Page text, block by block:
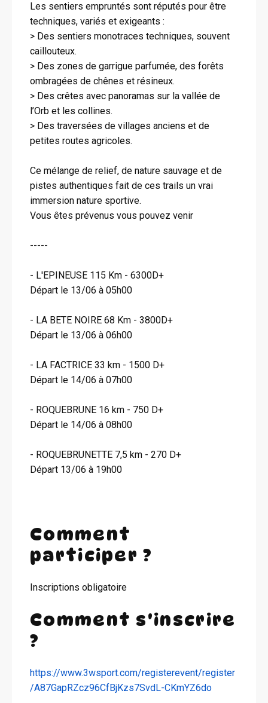
Les sentiers empruntés sont réputés pour être
techniques, variés et exigeants :
> Des sentiers monotraces techniques, souvent
caillouteux.
> Des zones de garrigue parfumée, des forêts
ombragées de chênes et résineux.
> Des crêtes avec panoramas sur la vallée de
l’Orb et les collines.
> Des traversées de villages anciens et de
petites routes agricoles.
Ce mélange de relief, de nature sauvage et de
pistes authentiques fait de ces trails un vrai
immersion nature sportive.
Vous êtes prévenus vous pouvez venir
-----
- L'EPINEUSE 115 Km - 6300D+
Départ le 13/06 à 05h00
- LA BETE NOIRE 68 Km - 3800D+
Départ le 13/06 à 06h00
- LA FACTRICE 33 km - 1500 D+
Départ le 14/06 à 07h00
- ROQUEBRUNE 16 km - 750 D+
Départ le 14/06 à 08h00
- ROQUEBRUNETTE 7,5 km - 270 D+
Départ 13/06 à 19h00
Comment
participer ?
Inscriptions obligatoire
Comment s'inscrire
?
https://www.3wsport.com/registerevent/register
/A87GapRZcz96CfBjKzs7SvdL-CKmYZ6do